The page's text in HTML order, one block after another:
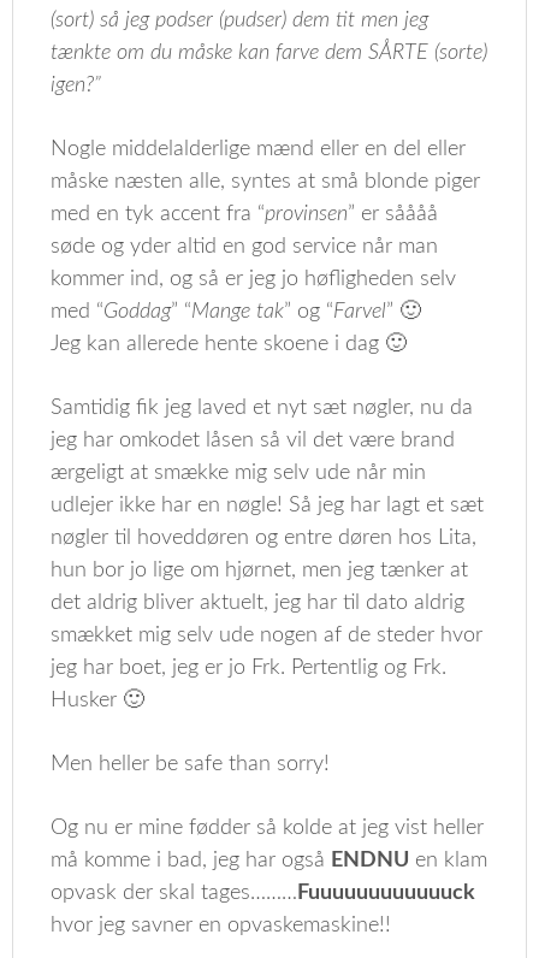
(sort) så jeg podser (pudser) dem tit men jeg
tænkte om du måske kan farve dem SÅRTE (sorte)
igen?”
Nogle middelalderlige mænd eller en del eller
måske næsten alle, syntes at små blonde piger
med en tyk accent fra “provinsen” er såååå
søde og yder altid en god service når man
kommer ind, og så er jeg jo høfligheden selv
med “Goddag” “Mange tak” og “Farvel” 🙂
Jeg kan allerede hente skoene i dag 🙂
Samtidig fik jeg laved et nyt sæt nøgler, nu da
jeg har omkodet låsen så vil det være brand
ærgeligt at smække mig selv ude når min
udlejer ikke har en nøgle! Så jeg har lagt et sæt
nøgler til hoveddøren og entre døren hos Lita,
hun bor jo lige om hjørnet, men jeg tænker at
det aldrig bliver aktuelt, jeg har til dato aldrig
smækket mig selv ude nogen af de steder hvor
jeg har boet, jeg er jo Frk. Pertentlig og Frk.
Husker 🙂
Men heller be safe than sorry!
Og nu er mine fødder så kolde at jeg vist heller
må komme i bad, jeg har også ENDNU en klam
opvask der skal tages……… Fuuuuuuuuuuuuck
hvor jeg savner en opvaskemaskine!!